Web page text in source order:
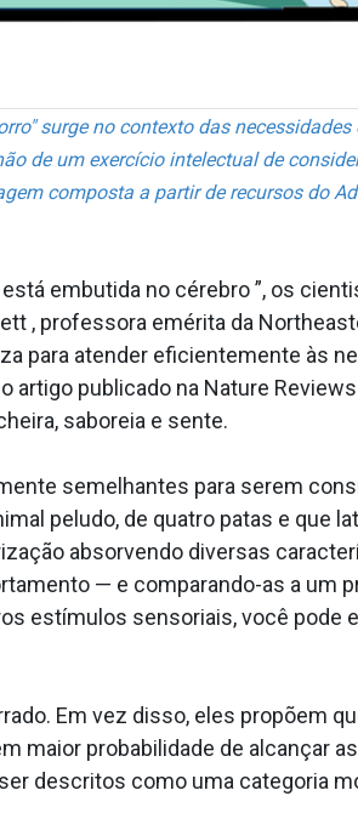
surge no contexto das
de um exercício intelectual de
composta a partir de recursos do
embutida no cérebro ”, os
, professora emérita da
para atender eficientemente às
artigo publicado na Nature
saboreia e sente.
semelhantes para serem
peludo, de quatro patas e que
absorvendo diversas
— e comparando-as a um
estímulos sensoriais, você pode
Em vez disso, eles propõem
maior probabilidade de alcançar
descritos como uma categoria